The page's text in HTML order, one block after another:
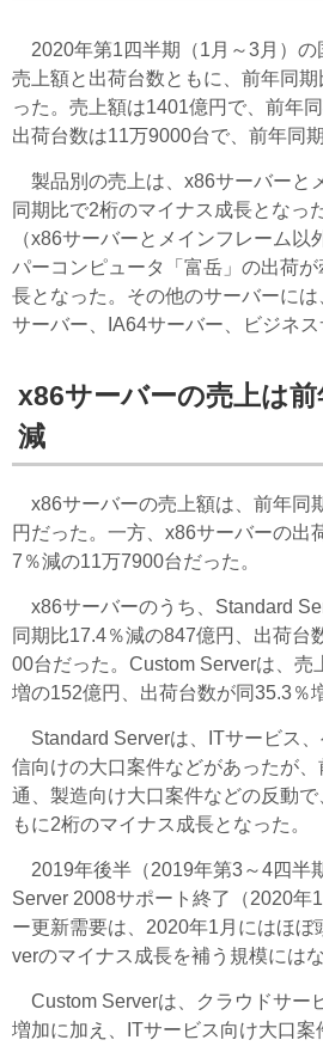
2020年第1四半期（1月～3月）の
売上額と出荷台数ともに、前年同
った。売上額は1401億円で、前年
出荷台数は11万9000台で、前年同
製品別の売上は、x86サーバーと
同期比で2桁のマイナス成長となっ
（x86サーバーとメインフレーム以
パーコンピュータ「富岳」の出荷
長となった。その他のサーバーに
サーバー、IA64サーバー、ビジネス
x86サーバーの売上は前
減
x86サーバーの売上額は、前年同
円だった。一方、x86サーバーの出
7％減の11万7900台だった。
x86サーバーのうち、Standard
同期比17.4％減の847億円、出荷台
00台だった。Custom Serverは、売
増の152億円、出荷台数が同35.3％
Standard Serverは、ITサービス
信向けの大口案件などがあったが
通、製造向け大口案件などの反動
もに2桁のマイナス成長となった。
2019年後半（2019年第3～4四半
Server 2008サポート終了（2020年
ー更新需要は、2020年1月にはほぼ
verのマイナス成長を補う規模には
Custom Serverは、クラウドサー
増加に加え、ITサービス向け大口案